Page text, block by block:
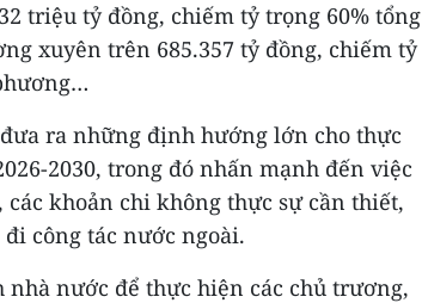
triệu tỷ đồng, chiếm tỷ trọng 60% tổng
xuyên trên 685.357 tỷ đồng, chiếm tỷ
ra những định hướng lớn cho thực
2030, trong đó nhấn mạnh đến việc
khoản chi không thực sự cần thiết,
công tác nước ngoài.
nước để thực hiện các chủ trương,